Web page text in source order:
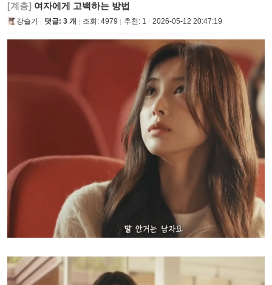
[계층] 여자에게 고백하는 방법
강슬기 댓글: 3 개 조회: 4979 추천: 1 2026-05-12 20:47:19